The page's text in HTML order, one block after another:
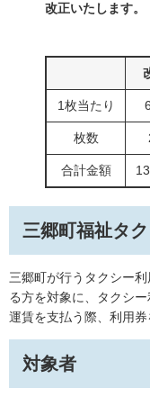
改正いたします。
1枚当たり
枚数
合計金額
三郷町福祉タ
三郷町が行うタクシー
る方を対象に、タクシ
運賃を支払う際、利用券
対象者